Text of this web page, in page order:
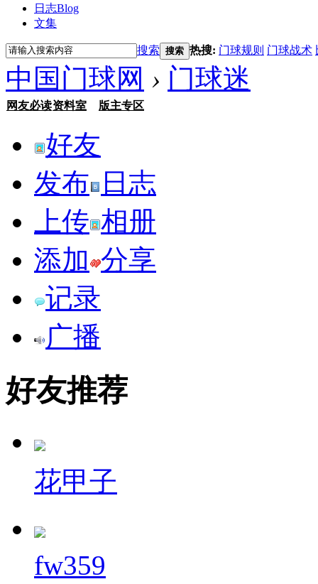
日志Blog
文集
搜索 搜索 热搜: 门球规则 门球战术
中国门球网 › 门球迷
网友必读资料室 版主专区
好友
发布
日志
上传 相册
添加 分享
记录
广播
好友推荐
花甲子
fw359